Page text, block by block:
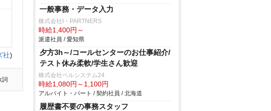
社)
詞
一般事務・データ入力
株式会社I・PARTNERS
時給1,400円～
派遣社員 / 愛知県
夕方3h～/コールセンターのお仕事紹介/
テスト休み柔軟/学生さん歓迎
株式会社ベルシステム24
時給1,080円～1,100円
アルバイト・パート / 契約社員 / 北海道
履歴書不要の事務スタッフ